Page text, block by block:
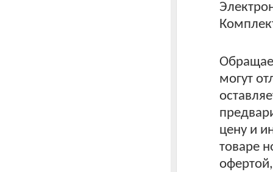
могут
цену и
товаре